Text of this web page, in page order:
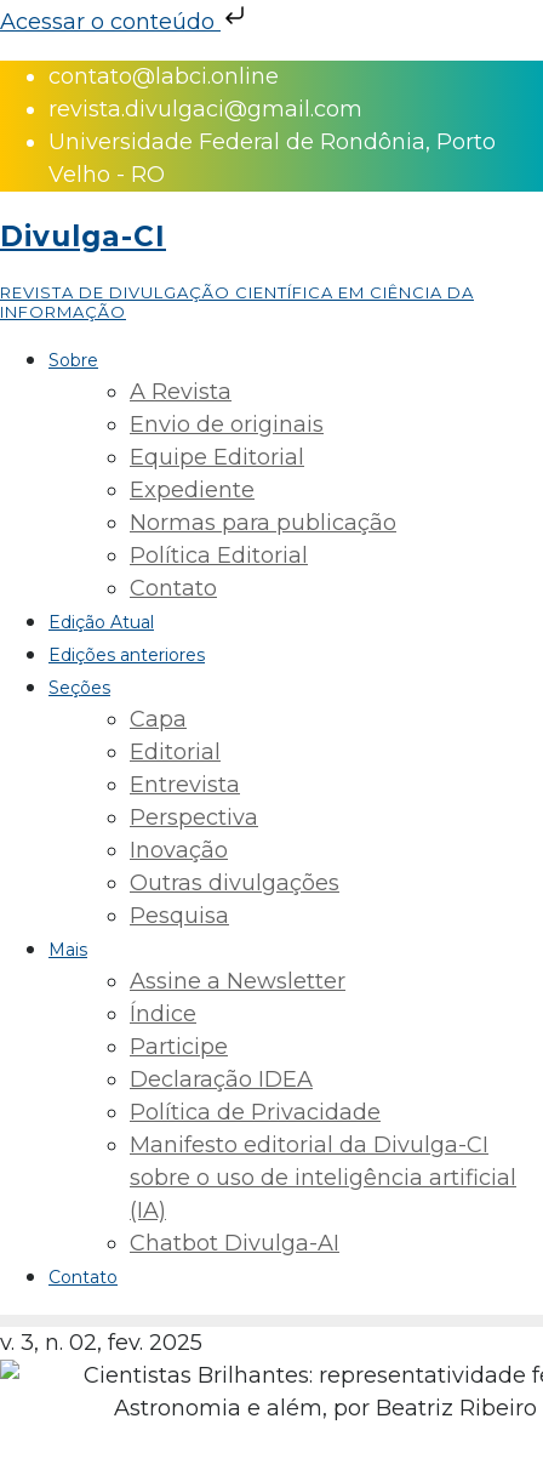
Acessar o conteúdo
Skip
content
contato@labci.online
revista.divulgaci@gmail.com
Universidade Federal de Rondônia, Porto
Velho - RO
Divulga-CI
REVISTA DE DIVULGAÇÃO CIENTÍFICA EM CIÊNCIA DA
INFORMAÇÃO
Sobre
A Revista
Envio de originais
Equipe Editorial
Expediente
Normas para publicação
Política Editorial
Contato
Edição Atual
Edições anteriores
Seções
Capa
Editorial
Entrevista
Perspectiva
Inovação
Outras divulgações
Pesquisa
Mais
Assine a Newsletter
Índice
Participe
Declaração IDEA
Política de Privacidade
Manifesto editorial da Divulga-CI
sobre o uso de inteligência artificial
(IA)
Chatbot Divulga-AI
Contato
v. 3, n. 02, fev. 2025